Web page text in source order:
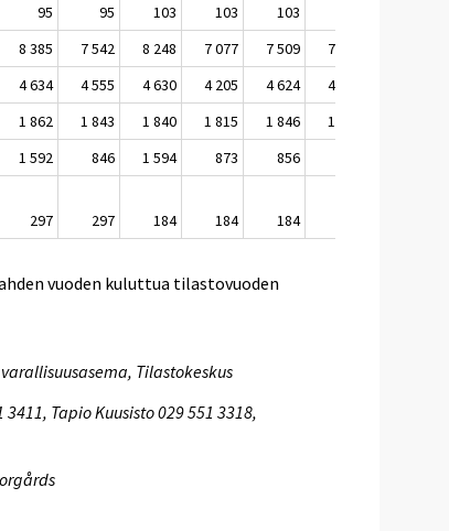
95 95 103 103 103
8 385 7 542 8 248 7 077 7 509 7 819
4 634 4 555 4 630 4 205 4 624 4 863
1 862 1 843 1 840 1 815 1 846 1 930
1 592 846 1 594 873 856
297 297 184 184 184
vuoden kuluttua tilastovuoden
Tilastokeskus
Tapio Kuusisto 029 551 3318,